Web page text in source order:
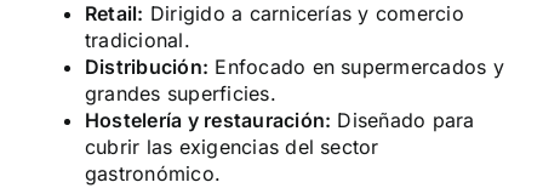
Retail: Dirigido a carnicerías y comercio
tradicional.
Distribución: Enfocado en supermercados y
grandes superficies.
Hostelería y restauración: Diseñado para
cubrir las exigencias del sector
gastronómico.